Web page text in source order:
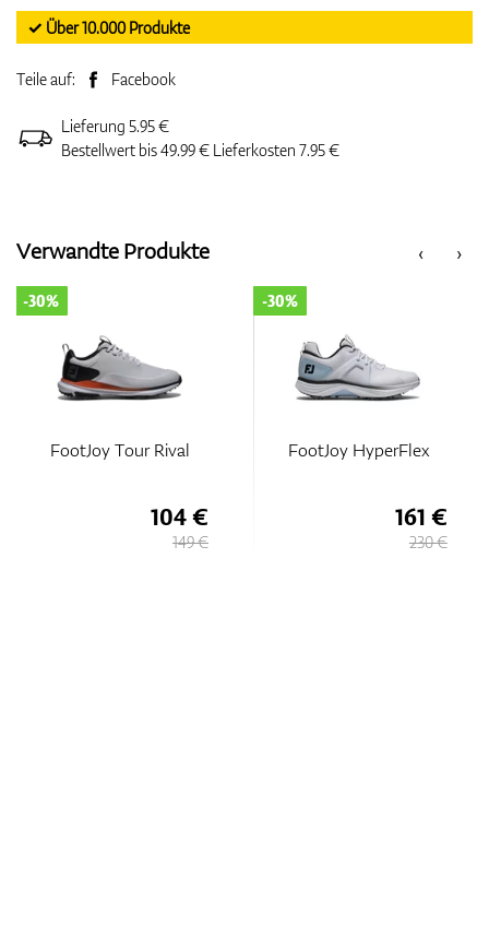
✓ Über 10.000 Produkte
Teile auf: Facebook
Lieferung 5.95 €
Bestellwert bis 49.99 € Lieferkosten 7.95 €
‹
Verwandte Produkte ›
FootJoy Tour Rival
-30%
104 €
149 €
FootJoy HyperFlex
-30%
161 €
230 €